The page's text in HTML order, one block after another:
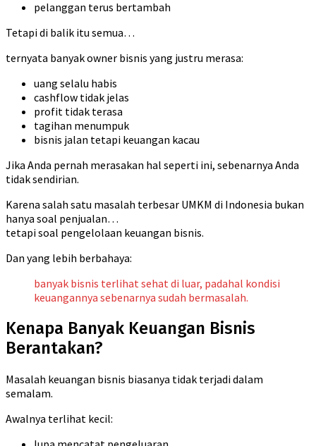
pelanggan terus bertambah
Tetapi di balik itu semua…
ternyata banyak owner bisnis yang justru merasa:
uang selalu habis
cashflow tidak jelas
profit tidak terasa
tagihan menumpuk
bisnis jalan tetapi keuangan kacau
Jika Anda pernah merasakan hal seperti ini, sebenarnya Anda
tidak sendirian.
Karena salah satu masalah terbesar UMKM di Indonesia bukan
hanya soal penjualan…
tetapi soal pengelolaan keuangan bisnis.
Dan yang lebih berbahaya:
banyak bisnis terlihat sehat di luar, padahal kondisi
keuangannya sebenarnya sudah bermasalah.
Kenapa Banyak Keuangan Bisnis
Berantakan?
Masalah keuangan bisnis biasanya tidak terjadi dalam
semalam.
Awalnya terlihat kecil: